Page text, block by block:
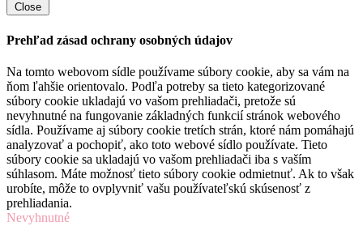
Close
Prehľad zásad ochrany osobných údajov
Na tomto webovom sídle používame súbory cookie, aby sa vám na
ňom ľahšie orientovalo. Podľa potreby sa tieto kategorizované
súbory cookie ukladajú vo vašom prehliadači, pretože sú
nevyhnutné na fungovanie základných funkcií stránok webového
sídla. Používame aj súbory cookie tretích strán, ktoré nám pomáhajú
analyzovať a pochopiť, ako toto webové sídlo používate. Tieto
súbory cookie sa ukladajú vo vašom prehliadači iba s vaším
súhlasom. Máte možnosť tieto súbory cookie odmietnuť. Ak to však
urobíte, môže to ovplyvniť vašu používateľskú skúsenosť z
prehliadania.
Nevyhnutné